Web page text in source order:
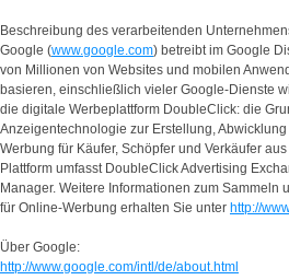
Beschreibung des verarbeitenden
Google (www.google.com) betreibt im Google
von Millionen von Websites und mobilen
basieren, einschließlich vieler Google-Dienste
die digitale Werbeplattform DoubleClick: die
Anzeigentechnologie zur Erstellung,
Werbung für Käufer, Schöpfer und Verkäufer
Plattform umfasst DoubleClick Advertising
Manager. Weitere Informationen zum Sammeln
für Online-Werbung erhalten Sie unter http://
Über Google:
http://www.google.com/intl/de/about.html